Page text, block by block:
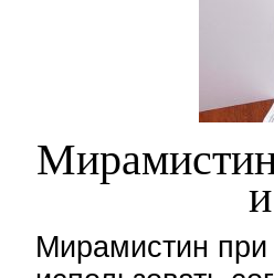
Мирамистин при